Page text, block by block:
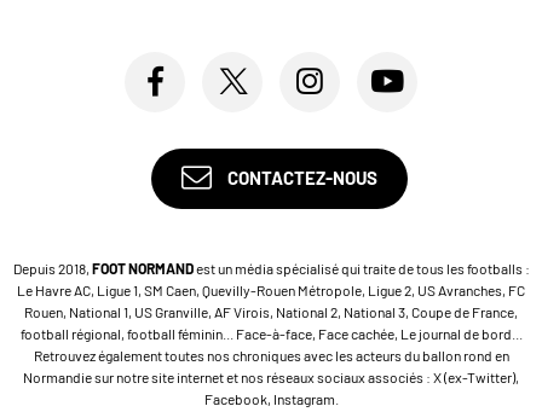
CONTACTEZ-NOUS
Depuis 2018, FOOT NORMANDest un média spécialisé qui traite de tous les footballs :
Le Havre AC, Ligue 1, SM Caen, Quevilly-Rouen Métropole, Ligue 2, US Avranches, FC
Rouen, National 1, US Granville, AF Virois, National 2, National 3, Coupe de France,
football régional, football féminin... Face-à-face, Face cachée, Le journal de bord...
Retrouvez également toutes nos chroniques avec les acteurs du ballon rond en
Normandie sur notre site internet et nos réseaux sociaux associés : X (ex-Twitter),
Facebook, Instagram.